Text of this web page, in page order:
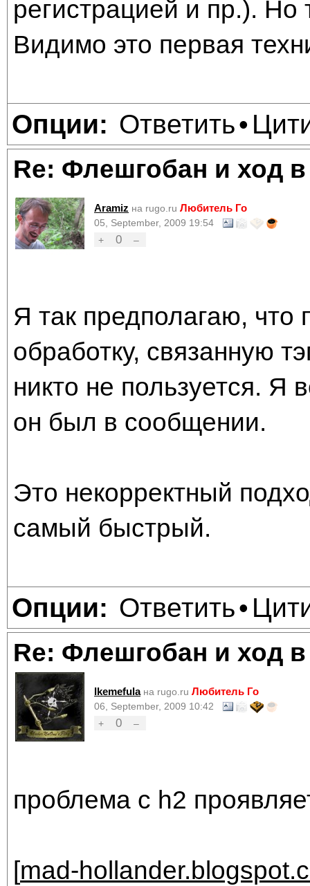
регистрацией и пр.). Но
Видимо это первая
Опции: Ответить•
Re: Флешгобан и ход в
Aramiz на rugo.ru Любитель Го
05, September, 2009 19:54
+
0 –
Я так предполагаю, что
обработку, связанную
никто не пользуется.
он был в сообщении.
Это некорректный
самый быстрый.
Опции: Ответить•
Re: Флешгобан и ход в
Ikemefula на rugo.ru Любитель Го
06, September, 2009 10:42
+
0 –
проблема с h2
[mad-